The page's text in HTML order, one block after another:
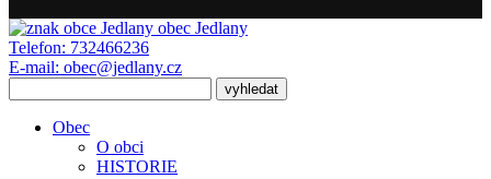
obec Jedlany
Telefon: 732466236
E-mail: obec@jedlany.cz
Obec
O obci
HISTORIE